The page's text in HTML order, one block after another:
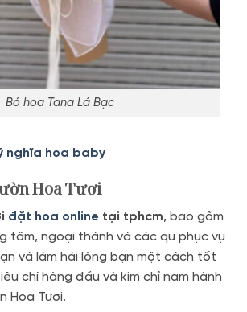
Bó hoa Tana Lá Bạc
nghĩa hoa baby
Hoa Tươi
đặt hoa online tại tphcm, bao gồm
tâm, ngoại thành và các qu phục vụ
và làm hài lòng bạn một cách tốt
chí hàng đầu và kim chỉ nam hành
Hoa Tươi.